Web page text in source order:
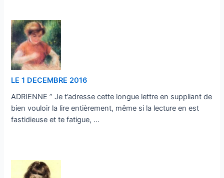
LE 1 DECEMBRE 2016
ADRIENNE ” Je t’adresse cette longue lettre en suppliant de
bien vouloir la lire entièrement, même si la lecture en est
fastidieuse et te fatigue, …